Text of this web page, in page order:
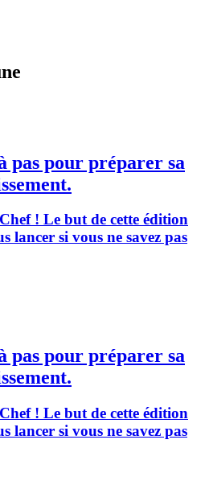
pas pour préparer sa
! Le but de cette édition
lancer si vous ne savez pas
pas pour préparer sa
! Le but de cette édition
lancer si vous ne savez pas